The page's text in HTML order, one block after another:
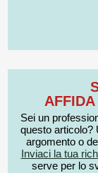
Sei un
questo articolo?
argomento o
Inviaci la tua
serve per lo